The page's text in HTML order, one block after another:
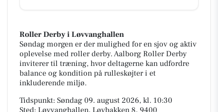
Roller Derby i Løvvanghallen
Søndag morgen er der mulighed for en sjov og aktiv
oplevelse med roller derby. Aalborg Roller Derby
inviterer til træning, hvor deltagerne kan udfordre
balance og kondition på rulleskøjter i et
inkluderende miljø.
Tidspunkt: Søndag 09. august 2026, kl. 10:30